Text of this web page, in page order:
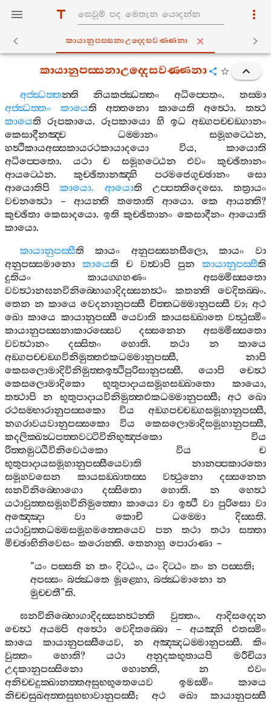
කායානුපස‍්සනාඋද‍්දෙසවණ‍්ණනා
කායානුපස‍්සනාඋද‍්දෙසවණ‍්ණනා
අජ‍්ඣත‍්තන‍්ති නියකජ‍්ඣත‍්තං අධිප‍්පෙතං.තස‍්මා
අජ‍්ඣත‍්තං
කායෙති අත‍්තනො කායෙති අත්‍ථො.තත්‍ථ
කායෙති රූපකායෙ.රූපකායො හි ඉධ අඞ‍්ගපච‍්චඞ‍්ගානං
කෙසාදීනඤ‍්ච
ධම‍්මානං සමූහට‍්ඨෙන,
හත්‍ථිකායඅස‍්සකායරථකායාදයො
විය, කායොති
අධිප‍්පෙතො. යථා ච සමූහට‍්ඨෙන එවං
කුච‍්ඡිතානං
ආයට‍්ඨෙන. කුච‍්ඡිතානඤ‍්හි පරමජෙගුච‍්ඡානං
සො
ආයොතිපි
කායො. ආයොති උප‍්පත‍්තිදෙසො. තත්‍රායං
වචනත්‍ථො –ආයන‍්ති තතොති ආයො.කෙ ආයන‍්ති?
කුච‍්ඡිතා කෙසාදයො. ඉති කුච‍්ඡිතානං කෙසාදීනං ආයොති
කායො.
කායානුපස‍්සීති කායං අනුපස‍්සනසීලො,කායං
වා
අනුපස‍්සමානො
කායෙති ච වත්‍වාපි පුන කායානුපස‍්සීති
දුතියං
කායග‍්ගහණං
අසම‍්මිස‍්සතො
වවත්‍ථානඝනවිනිබ‍්භොගාදිදස‍්සනත්‍ථං
කතන‍්ති වෙදිතබ‍්බං.
තෙන න කායෙ වෙදනානුපස‍්සී චිත‍්තධම‍්මානුපස‍්සී වා; අථ
ඛො කායෙ කායානුපස‍්සී යෙවාති කායසඞ‍්ඛාතෙ වත්‍ථුස‍්මිං
කායානුපස‍්සනාකාරස‍්සෙව
දස‍්සනෙන
අසම‍්මිස‍්සතො
වවත්‍ථානං
දස‍්සිතං හොති.තථා න
කායෙ
අඞ‍්ගපච‍්චඞ‍්ගවිනිමුත‍්තඑකධම‍්මානුපස‍්සී, නාපි
කෙසලොමාදිවිනිමුත‍්තඉත්‍ථිපුරිසානුපස‍්සී. යොපි
චෙත්‍ථ
කෙසලොමාදිකො
භූතුපාදායසමූහසඞ‍්ඛාතො කායො,
තත්‍ථාපි න භූතුපාදායවිනිමුත‍්තඑකධම‍්මානුපස‍්සී; අථ ඛො
රථසම‍්භාරානුපස‍්සකො
විය අඞ‍්ගපච‍්චඞ‍්ගසමූහානුපස‍්සී,
නගරාවයවානුපස‍්සකො
විය කෙසලොමාදිසමූහානුපස‍්සී,
කදලික‍්ඛන්‍ධපත‍්තවට‍්ටිවිනිභුඤ‍්ජකො
විය
රිත‍්තමුට‍්ඨිවිනිවෙඨකො
විය
ච
භූතුපාදායසමූහානුපස‍්සීයෙවාති
නානප‍්පකාරතො
සමූහවසෙන
කායසඞ‍්ඛාතස‍්ස වත්‍ථුනො
දස‍්සනෙන
ඝනවිනිබ‍්භොගො
දස‍්සිතො හොති. න
හෙත්‍ථ
යථාවුත‍්තසමූහවිනිමුත‍්තො කායො වා ඉත්‍ථී වා පුරිසො වා
අඤ‍්ඤො
වා කොචි ධම‍්මො දිස‍්සති.
යථාවුත‍්තධම‍්මසමූහමත‍්තෙයෙව
පන තථා තථා
සත‍්තා
මිච‍්ඡාභිනිවෙසං කරොන‍්ති. තෙනාහු පොරාණා –
“යං පස‍්සති න තං දිට‍්ඨං,යං දිට‍්ඨං තං න පස‍්සති;
අපස‍්සං බජ‍්ඣතෙ මූළ‍්හො,බජ‍්ඣමානො න
මුච‍්චතී”ති.
ඝනවිනිබ‍්භොගාදිදස‍්සනත්‍ථන‍්ති
වුත‍්තං. ආදිසද‍්දෙන
චෙත්‍ථ
අයම‍්පි අත්‍ථො වෙදිතබ‍්බො – අයඤ‍්හි
එතස‍්මිං
කායෙ
කායානුපස‍්සීයෙව, න අඤ‍්ඤධම‍්මානුපස‍්සී. කිං
වුත‍්තං
හොති? යථා අනුදකභූතායපි
මරීචියා
උදකානුපස‍්සිනො
හොන‍්ති, න
එවං
අනිච‍්චදුක‍්ඛානත‍්තඅසුභභූතෙයෙව
ඉමස‍්මිං
කායෙ
නිච‍්චසුඛඅත‍්තසුභභාවානුපස‍්සී; අථ ඛො
කායානුපස‍්සී